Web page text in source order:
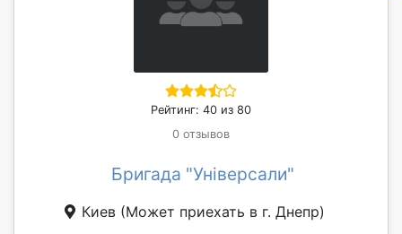
Рейтинг: 40 из 80
0 отзывов
Бригада "Універсали"
Киев (Может приехать в г. Днепр)